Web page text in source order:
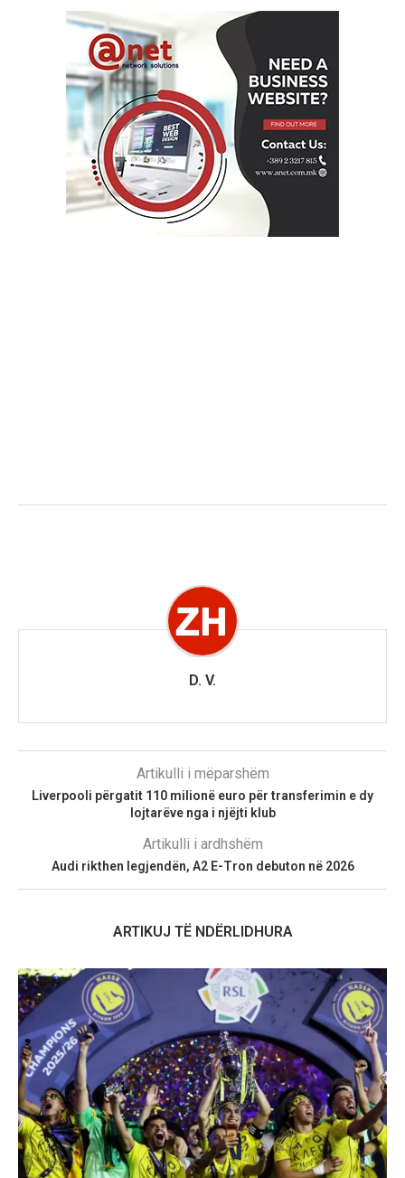
D. V.
Artikulli i mëparshëm
Liverpooli përgatit 110 milionë euro për transferimin e dy
lojtarëve nga i njëjti klub
Artikulli i ardhshëm
Audi rikthen legjendën, A2 E-Tron debuton në 2026
ARTIKUJ TË NDËRLIDHURA